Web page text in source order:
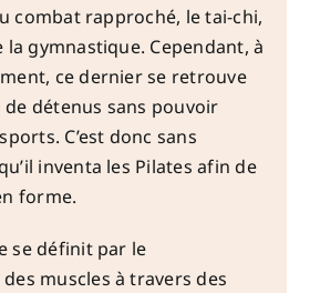
combat rapproché, le tai-chi,
la gymnastique. Cependant, à
ce dernier se retrouve
détenus sans pouvoir
C’est donc sans
inventa les Pilates afin de
forme.
se définit par le
muscles à travers des